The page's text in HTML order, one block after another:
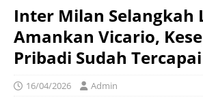
Inter Milan Selangkah
Amankan Vicario,
Pribadi Sudah Tercapai
16/04/2026 Admin